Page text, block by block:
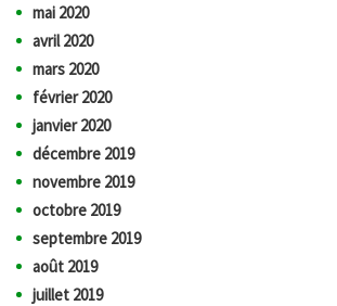
mai 2020
avril 2020
mars 2020
février 2020
janvier 2020
décembre 2019
novembre 2019
octobre 2019
septembre 2019
août 2019
juillet 2019